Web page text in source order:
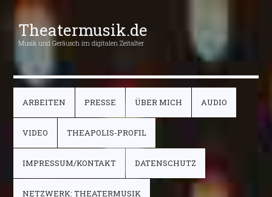
Theatermusik.de
Musik und Geräusch im digitalen Zeitalter
ARBEITEN PRESSE ÜBER MICH AUDIO
VIDEO THEAPOLIS-PROFIL
IMPRESSUM/KONTAKT DATENSCHUTZ
NETZWERK: THEATERMUSIK